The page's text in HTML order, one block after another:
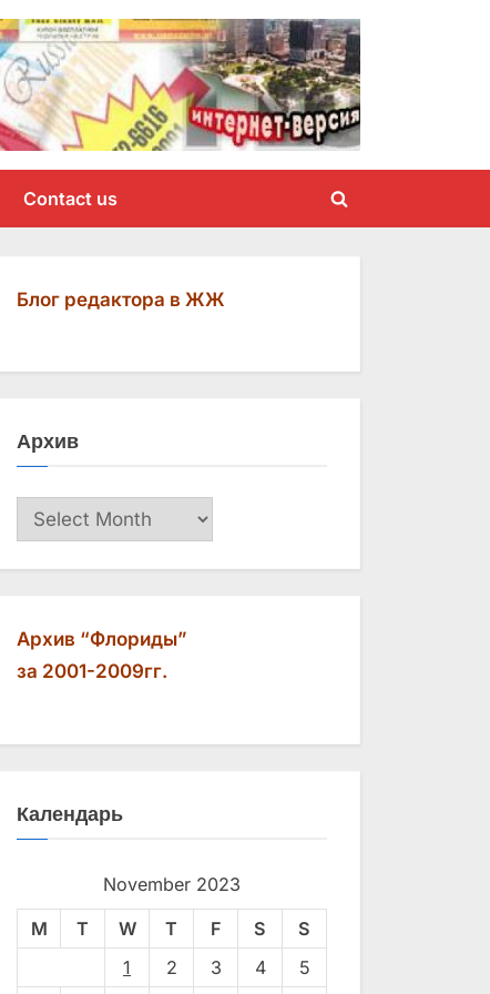
Contact us
Toggle
Блог редактора в ЖЖ
Архив
Архив
Архив “Флориды”
за 2001-2009гг.
Календарь
November 2023
M T W T F S
S
1
2 3 4 5